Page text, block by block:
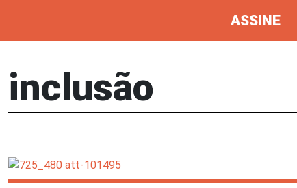
ASSINE
inclusão